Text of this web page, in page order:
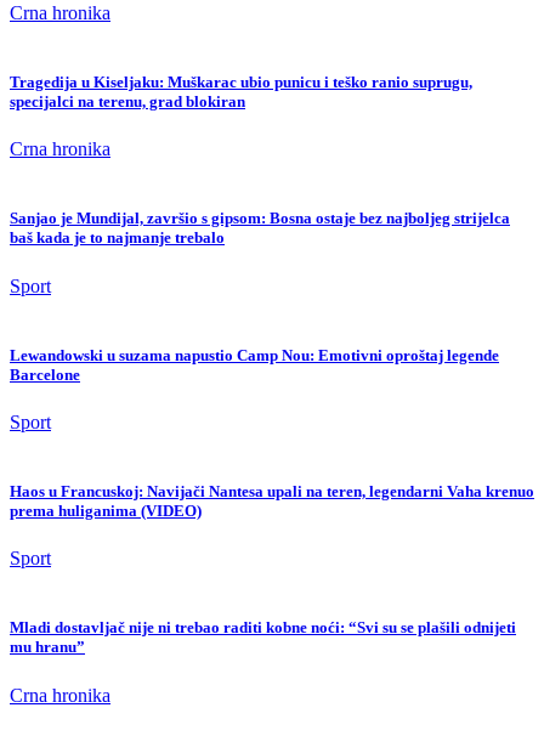
Crna hronika
Tragedija u Kiseljaku: Muškarac ubio punicu i teško ranio suprugu,
specijalci na terenu, grad blokiran
Crna hronika
Sanjao je Mundijal, završio s gipsom: Bosna ostaje bez najboljeg strijelca
baš kada je to najmanje trebalo
Sport
Lewandowski u suzama napustio Camp Nou: Emotivni oproštaj legende
Barcelone
Sport
Haos u Francuskoj: Navijači Nantesa upali na teren, legendarni Vaha krenuo
prema huliganima (VIDEO)
Sport
Mladi dostavljač nije ni trebao raditi kobne noći: “Svi su se plašili odnijeti
mu hranu”
Crna hronika